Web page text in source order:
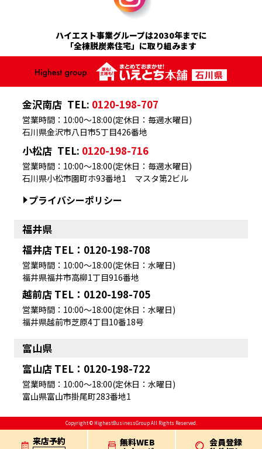
ハイエスト事業グループは2030年までに
「全棟脱炭素住宅」に取り組みます
金沢南店 TEL: 0120-198-707
石川県金沢市八日市5丁目426番地
営業時間：10:00～18:00(定休日：毎週水曜日)
小松店 TEL: 0120-198-716
石川県小松市園町ホ93番地1 マスタ第2ビル
営業時間：10:00～18:00(定休日：毎週水曜日)
プライバシーポリシー
福井県
福井店 TEL：0120-198-708
営業時間：10:00～18:00(定休日：水曜日)
福井県福井市高柳1丁目916番地
越前店 TEL：0120-198-705
営業時間：10:00～18:00(定休日：水曜日)
福井県越前市芝原4丁目10番18号
富山県
富山店 TEL：0120-198-722
営業時間：10:00～18:00(定休日：水曜日)
富山県富山市掛尾町283番地1
Copyright © HighestBusinessGroup All Rights Reserved.
来店予約
無料WEB
会員登録